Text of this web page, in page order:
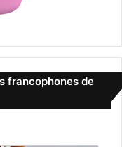
francophones de